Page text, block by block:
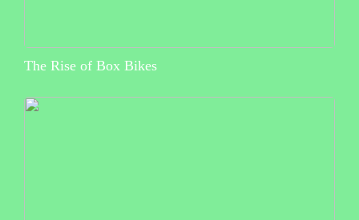
The Rise of Box Bikes